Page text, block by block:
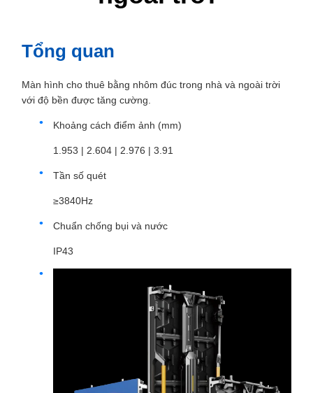
Tổng quan
Màn hình cho thuê bằng nhôm đúc trong nhà và ngoài trời
với độ bền được tăng cường.
Khoảng cách điểm ảnh (mm)
1.953 | 2.604 | 2.976 | 3.91
Tần số quét
≥3840Hz
Chuẩn chống bụi và nước
IP43